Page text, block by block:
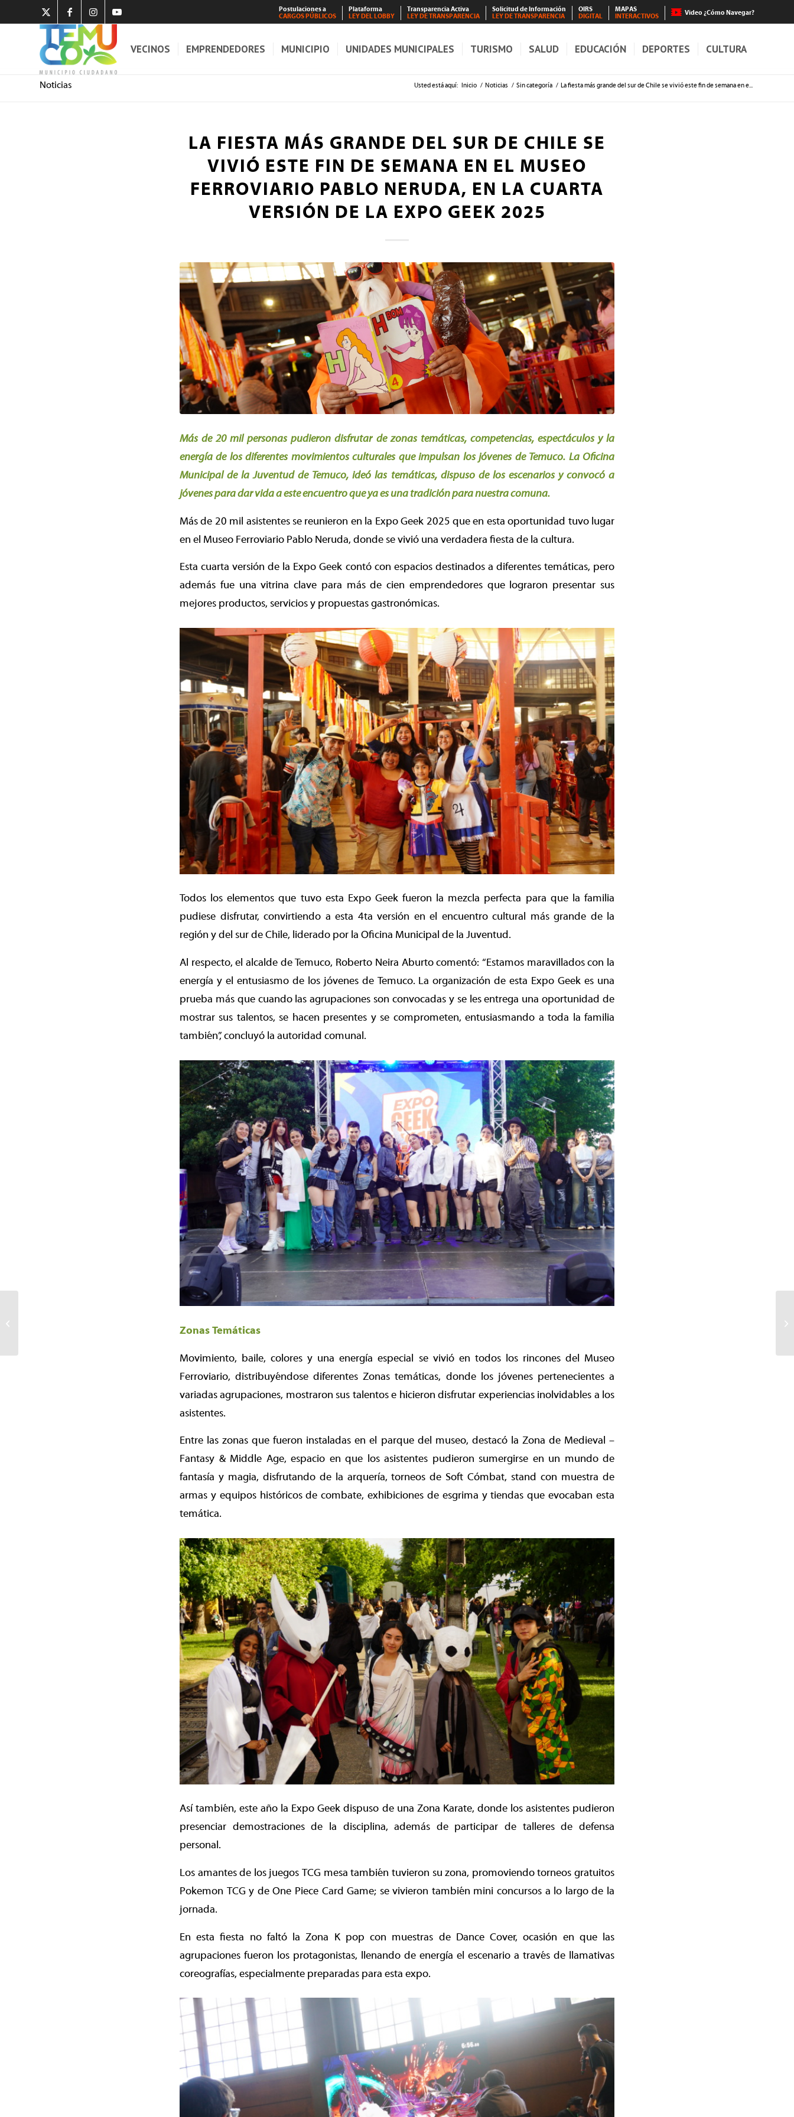
Postulaciones a
CARGOS PÚBLICOS
Plataforma
LEY DEL LOBBY
Transparencia Activa
LEY DE TRANSPARENCIA
Solicitud de Información
LEY DE TRANSPARENCIA
OIRS
DIGITAL
MAPAS
INTERACTIVOS
Video ¿Cómo Navegar?
VECINOS EMPRENDEDORES MUNICIPIO UNIDADES MUNICIPALES TURISMO SALUD EDUCACIÓN DEPORTES CULTURA
Noticias Usted está aquí: Inicio / Noticias / Sin categoría / La fiesta más grande del sur de Chile se vivió este fin de semana en e...
LA FIESTA MÁS GRANDE DEL SUR DE CHILE SE
VIVIÓ ESTE FIN DE SEMANA EN EL MUSEO
FERROVIARIO PABLO NERUDA, EN LA CUARTA
VERSIÓN DE LA EXPO GEEK 2025
Más de 20 mil personas pudieron disfrutar de zonas temáticas, competencias, espectáculos y la
energía de los diferentes movimientos culturales que impulsan los jóvenes de Temuco. La Oficina
Municipal de la Juventud de Temuco, ideó las temáticas, dispuso de los escenarios y convocó a
jóvenes para dar vida a este encuentro que ya es una tradición para nuestra comuna.
Más de 20 mil asistentes se reunieron en la Expo Geek 2025 que en esta oportunidad tuvo lugar
en el Museo Ferroviario Pablo Neruda, donde se vivió una verdadera fiesta de la cultura.
Esta cuarta versión de la Expo Geek contó con espacios destinados a diferentes temáticas, pero
además fue una vitrina clave para más de cien emprendedores que lograron presentar sus
mejores productos, servicios y propuestas gastronómicas.
Todos los elementos que tuvo esta Expo Geek fueron la mezcla perfecta para que la familia
pudiese disfrutar, convirtiendo a esta 4ta versión en el encuentro cultural más grande de la
región y del sur de Chile, liderado por la Oficina Municipal de la Juventud.
Al respecto, el alcalde de Temuco, Roberto Neira Aburto comentó: “Estamos maravillados con la
energía y el entusiasmo de los jóvenes de Temuco. La organización de esta Expo Geek es una
prueba más que cuando las agrupaciones son convocadas y se les entrega una oportunidad de
mostrar sus talentos, se hacen presentes y se comprometen, entusiasmando a toda la familia
también”, concluyó la autoridad comunal.
Zonas Temáticas
Movimiento, baile, colores y una energía especial se vivió en todos los rincones del Museo
Ferroviario, distribuyéndose diferentes Zonas temáticas, donde los jóvenes pertenecientes a
variadas agrupaciones, mostraron sus talentos e hicieron disfrutar experiencias inolvidables a los
asistentes.
Entre las zonas que fueron instaladas en el parque del museo, destacó la Zona de Medieval –
Fantasy & Middle Age, espacio en que los asistentes pudieron sumergirse en un mundo de
fantasía y magia, disfrutando de la arquería, torneos de Soft Cómbat, stand con muestra de
armas y equipos históricos de combate, exhibiciones de esgrima y tiendas que evocaban esta
temática.
Así también, este año la Expo Geek dispuso de una Zona Karate, donde los asistentes pudieron
presenciar demostraciones de la disciplina, además de participar de talleres de defensa
personal.
Los amantes de los juegos TCG mesa también tuvieron su zona, promoviendo torneos gratuitos
Pokemon TCG y de One Piece Card Game; se vivieron también mini concursos a lo largo de la
jornada.
En esta fiesta no faltó la Zona K pop con muestras de Dance Cover, ocasión en que las
agrupaciones fueron los protagonistas, llenando de energía el escenario a través de llamativas
coreografías, especialmente preparadas para esta expo.